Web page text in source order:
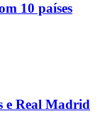
10 países
e Real Madrid